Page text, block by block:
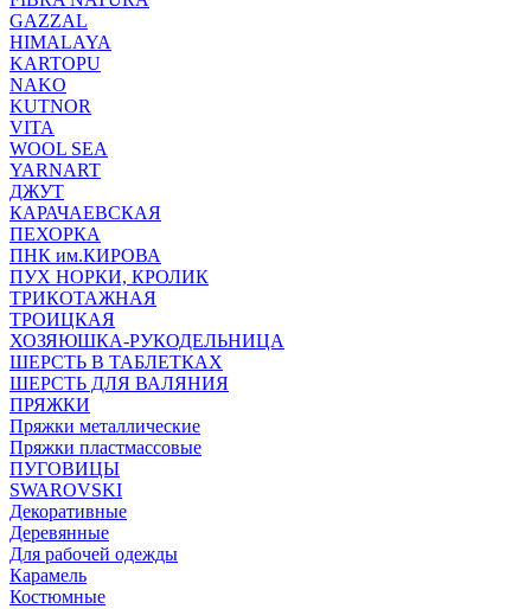
GAZZAL
HIMALAYA
KARTOPU
NAKO
KUTNOR
VITA
WOOL SEA
YARNART
ДЖУТ
КАРАЧАЕВСКАЯ
ПЕХОРКА
ПНК им.КИРОВА
ПУХ НОРКИ, КРОЛИК
ТРИКОТАЖНАЯ
ТРОИЦКАЯ
ХОЗЯЮШКА-РУКОДЕЛЬНИЦА
ШЕРСТЬ В ТАБЛЕТКАХ
ШЕРСТЬ ДЛЯ ВАЛЯНИЯ
ПРЯЖКИ
Пряжки металлические
Пряжки пластмассовые
ПУГОВИЦЫ
SWAROVSKI
Декоративные
Деревянные
Для рабочей одежды
Карамель
Костюмные